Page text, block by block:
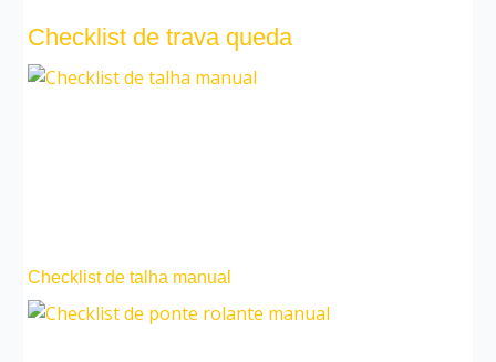
Checklist de trava queda
Checklist de talha manual